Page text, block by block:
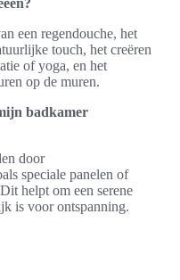
een regendouche, het
touch, het creëren
of yoga, en het
op de muren.
badkamer
door
speciale panelen of
helpt om een serene
is voor ontspanning.